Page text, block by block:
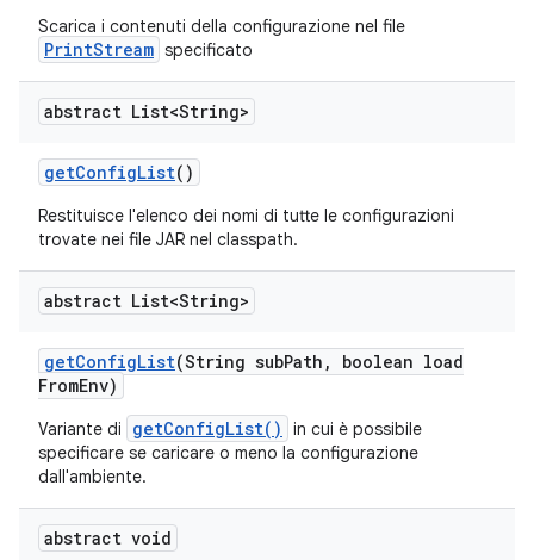
Scarica i contenuti della configurazione nel file
PrintStream specificato
abstract List<String>
getConfigList()
Restituisce l'elenco dei nomi di tutte le configurazioni
trovate nei file JAR nel classpath.
abstract List<String>
getConfigList(String subPath ,
boolean load
FromEnv)
Variante di getConfigList()
in cui è possibile
specificare se caricare o meno la configurazione
dall'ambiente.
abstract void